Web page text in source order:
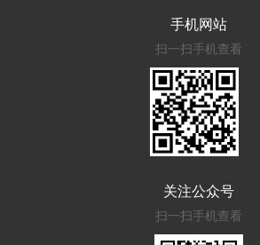
手机网站
扫一扫手机查看
关注公众号
扫一扫手机查看